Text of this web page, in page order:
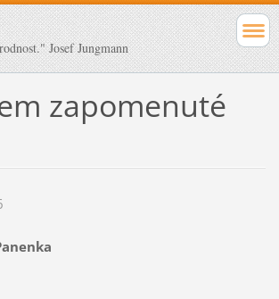
Josef Jungmann
zapomenuté